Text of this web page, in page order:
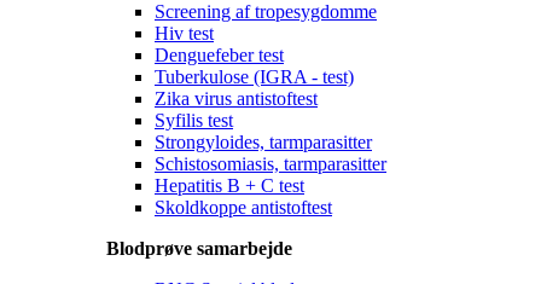
Screening af tropesygdomme
Hiv test
Denguefeber test
Tuberkulose (IGRA - test)
Zika virus antistoftest
Syfilis test
Strongyloides, tarmparasitter
Schistosomiasis, tarmparasitter
Hepatitis B + C test
Skoldkoppe antistoftest
Blodprøve samarbejde